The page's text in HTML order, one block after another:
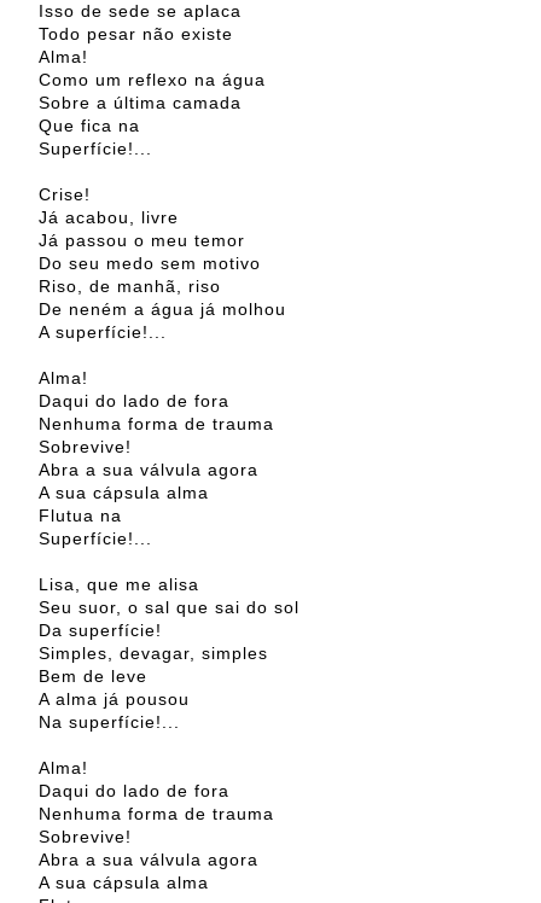
Isso de sede se aplaca
Todo pesar não existe
Alma!
Como um reflexo na água
Sobre a última camada
Que fica na
Superfície!...
Crise!
Já acabou, livre
Já passou o meu temor
Do seu medo sem motivo
Riso, de manhã, riso
De neném a água já molhou
A superfície!...
Alma!
Daqui do lado de fora
Nenhuma forma de trauma
Sobrevive!
Abra a sua válvula agora
A sua cápsula alma
Flutua na
Superfície!...
Lisa, que me alisa
Seu suor, o sal que sai do sol
Da superfície!
Simples, devagar, simples
Bem de leve
A alma já pousou
Na superfície!...
Alma!
Daqui do lado de fora
Nenhuma forma de trauma
Sobrevive!
Abra a sua válvula agora
A sua cápsula alma